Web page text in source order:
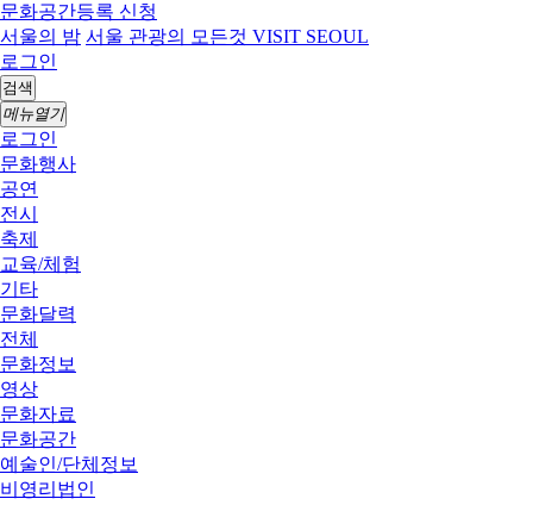
문화공간등록 신청
서울의 밤 서울 관광의 모든것 VISIT SEOUL
로그인
검색
메뉴열기
로그인
문화행사
공연
전시
축제
교육/체험
기타
문화달력
전체
문화정보
영상
문화자료
문화공간
예술인/단체정보
비영리법인